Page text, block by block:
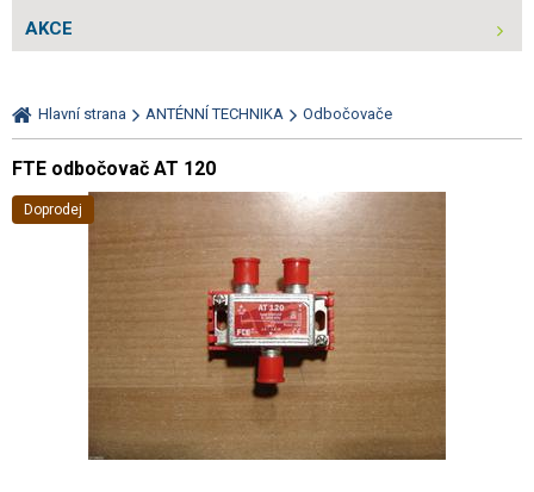
AKCE
Hlavní strana ANTÉNNÍ TECHNIKA Odbočovače
FTE odbočovač AT 120
Doprodej